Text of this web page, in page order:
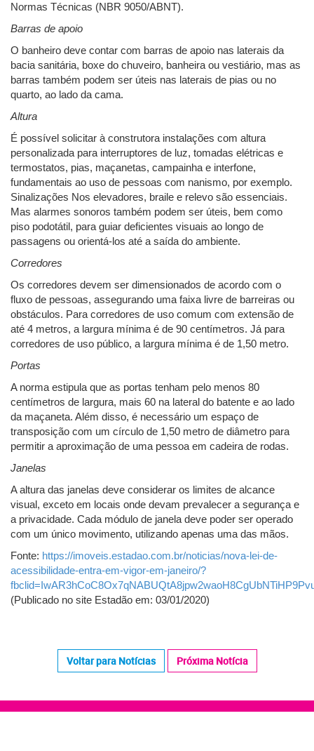
Normas Técnicas (NBR 9050/ABNT).
Barras de apoio
O banheiro deve contar com barras de apoio nas laterais da
bacia sanitária, boxe do chuveiro, banheira ou vestiário, mas as
barras também podem ser úteis nas laterais de pias ou no
quarto, ao lado da cama.
Altura
É possível solicitar à construtora instalações com altura
personalizada para interruptores de luz, tomadas elétricas e
termostatos, pias, maçanetas, campainha e interfone,
fundamentais ao uso de pessoas com nanismo, por exemplo.
Sinalizações Nos elevadores, braile e relevo são essenciais.
Mas alarmes sonoros também podem ser úteis, bem como
piso podotátil, para guiar deficientes visuais ao longo de
passagens ou orientá-los até a saída do ambiente.
Corredores
Os corredores devem ser dimensionados de acordo com o
fluxo de pessoas, assegurando uma faixa livre de barreiras ou
obstáculos. Para corredores de uso comum com extensão de
até 4 metros, a largura mínima é de 90 centímetros. Já para
corredores de uso público, a largura mínima é de 1,50 metro.
Portas
A norma estipula que as portas tenham pelo menos 80
centímetros de largura, mais 60 na lateral do batente e ao lado
da maçaneta. Além disso, é necessário um espaço de
transposição com um círculo de 1,50 metro de diâmetro para
permitir a aproximação de uma pessoa em cadeira de rodas.
Janelas
A altura das janelas deve considerar os limites de alcance
visual, exceto em locais onde devam prevalecer a segurança e
a privacidade. Cada módulo de janela deve poder ser operado
com um único movimento, utilizando apenas uma das mãos.
Fonte: https://imoveis.estadao.com.br/noticias/nova-lei-de-
acessibilidade-entra-em-vigor-em-janeiro/?
(Publicado no site Estadão em: 03/01/2020)
Voltar para Notícias Próxima Notícia